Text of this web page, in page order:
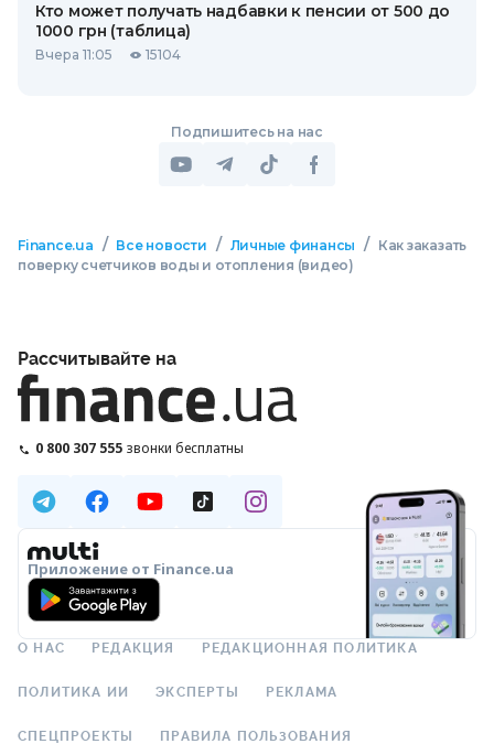
Кто может получать надбавки к пенсии от 500 до
1000 грн (таблица)
Вчера 11:05 15104
Подпишитесь на нас
Finance.ua / Все новости / Личные финансы /
Как заказать
поверку счетчиков воды и отопления (видео)
Рассчитывайте на
0 800 307 555 звонки бесплатны
Приложение от Finance.ua
О НАС РЕДАКЦИЯ РЕДАКЦИОННАЯ ПОЛИТИКА
ПОЛИТИКА ИИ ЭКСПЕРТЫ РЕКЛАМА
СПЕЦПРОЕКТЫ ПРАВИЛА ПОЛЬЗОВАНИЯ